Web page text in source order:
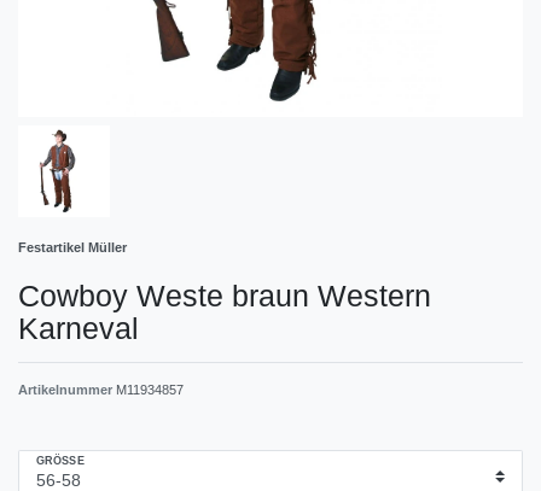
Festartikel Müller
Cowboy Weste braun Western
Karneval
Artikelnummer M11934857
GRÖSSE